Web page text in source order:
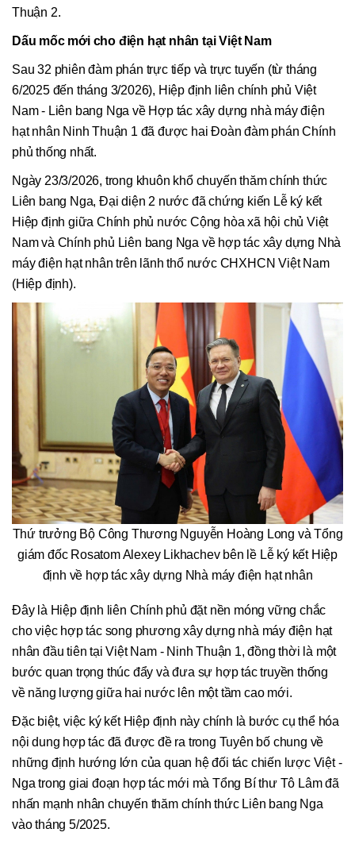
Thuận 2.
Dấu mốc mới cho điện hạt nhân tại Việt Nam
Sau 32 phiên đàm phán trực tiếp và trực tuyến (từ tháng
6/2025 đến tháng 3/2026), Hiệp định liên chính phủ Việt
Nam - Liên bang Nga về Hợp tác xây dựng nhà máy điện
hạt nhân Ninh Thuận 1 đã được hai Đoàn đàm phán Chính
phủ thống nhất.
Ngày 23/3/2026, trong khuôn khổ chuyến thăm chính thức
Liên bang Nga, Đại diện 2 nước đã chứng kiến Lễ ký kết
Hiệp định giữa Chính phủ nước Cộng hòa xã hội chủ Việt
Nam và Chính phủ Liên bang Nga về hợp tác xây dựng Nhà
máy điện hạt nhân trên lãnh thổ nước CHXHCN Việt Nam
(Hiệp định).
Thứ trưởng Bộ Công Thương Nguyễn Hoàng Long và Tổng
giám đốc Rosatom Alexey Likhachev bên lề Lễ ký kết Hiệp
định về hợp tác xây dựng Nhà máy điện hạt nhân
Đây là Hiệp định liên Chính phủ đặt nền móng vững chắc
cho việc hợp tác song phương xây dựng nhà máy điện hạt
nhân đầu tiên tại Việt Nam - Ninh Thuận 1, đồng thời là một
bước quan trọng thúc đẩy và đưa sự hợp tác truyền thống
về năng lượng giữa hai nước lên một tầm cao mới.
Đặc biệt, việc ký kết Hiệp định này chính là bước cụ thể hóa
nội dung hợp tác đã được đề ra trong Tuyên bố chung về
những định hướng lớn của quan hệ đối tác chiến lược Việt -
Nga trong giai đoạn hợp tác mới mà Tổng Bí thư Tô Lâm đã
nhấn mạnh nhân chuyến thăm chính thức Liên bang Nga
vào tháng 5/2025.